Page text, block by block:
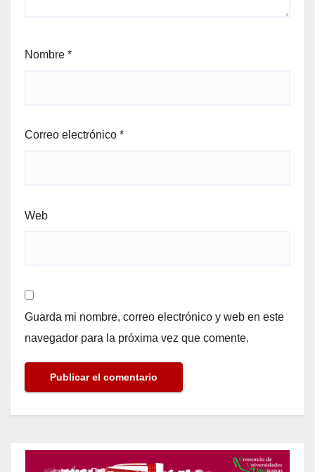
Nombre *
Correo electrónico *
Web
Guarda mi nombre, correo electrónico y web en este
navegador para la próxima vez que comente.